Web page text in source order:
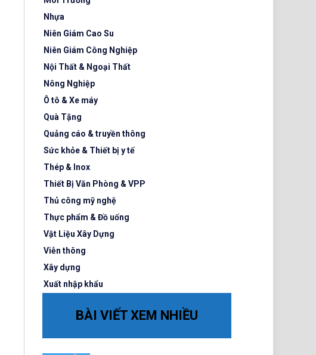
Nhựa
Niên Giám Cao Su
Niên Giám Công Nghiệp
Nội Thất & Ngoại Thất
Nông Nghiệp
Ô tô & Xe máy
Quà Tặng
Quảng cáo & truyền thông
Sức khỏe & Thiết bị y tế
Thép & Inox
Thiết Bị Văn Phòng & VPP
Thủ công mỹ nghệ
Thực phẩm & Đồ uống
Vật Liệu Xây Dựng
Viễn thông
Xây dựng
Xuất nhập khẩu
BÀI VIẾT XEM NHIỀU